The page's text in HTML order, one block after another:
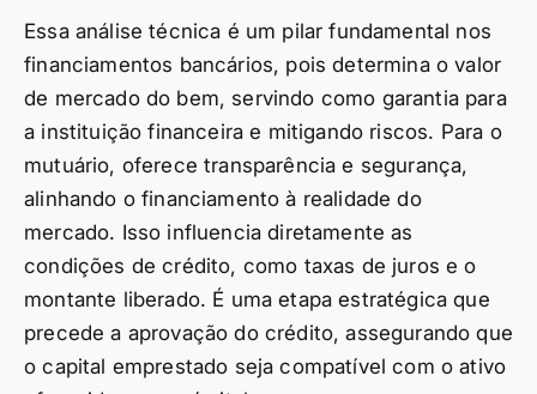
Essa análise técnica é um pilar fundamental nos
financiamentos bancários, pois determina o valor
de mercado do bem, servindo como garantia para
a instituição financeira e mitigando riscos. Para o
mutuário, oferece transparência e segurança,
alinhando o financiamento à realidade do
mercado. Isso influencia diretamente as
condições de crédito, como taxas de juros e o
montante liberado. É uma etapa estratégica que
precede a aprovação do crédito, assegurando que
o capital emprestado seja compatível com o ativo